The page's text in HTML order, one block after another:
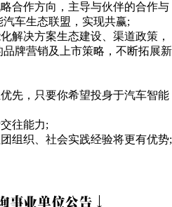
作方向，主导与伙伴的合作与
车生态联盟，实现共赢;
决方案生态建设、渠道政策，
牌营销及上市策略，不断拓展新
，只要你希望投身于汽车智能
往能力;
织、社会实践经验将更有优势;